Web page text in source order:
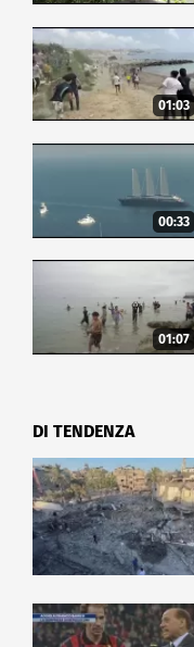
01:03
00:33
01:07
DI TENDENZA